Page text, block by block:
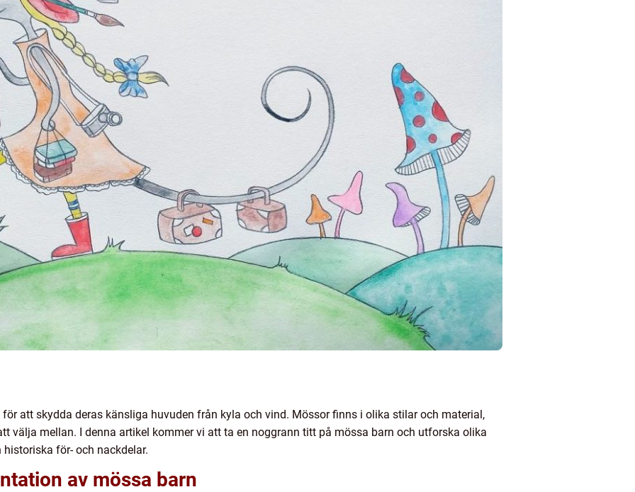
att skydda deras känsliga huvuden från kyla och vind. Mössor finns i olika stilar och material,
välja mellan. I denna artikel kommer vi att ta en noggrann titt på mössa barn och utforska olika
för- och nackdelar.
av mössa barn